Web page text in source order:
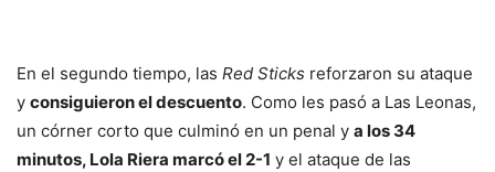
En el segundo tiempo, las Red Sticks reforzaron su ataque
y consiguieron el descuento. Como les pasó a Las Leonas,
un córner corto que culminó en un penal y a los 34
minutos, Lola Riera marcó el 2-1 y el ataque de las